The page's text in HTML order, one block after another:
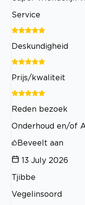
Service
Deskundigheid
Prijs/kwaliteit
Reden bezoek
Onderhoud en/of
Beveelt aan
13 July 2026
Tjibbe
Vegelinsoord